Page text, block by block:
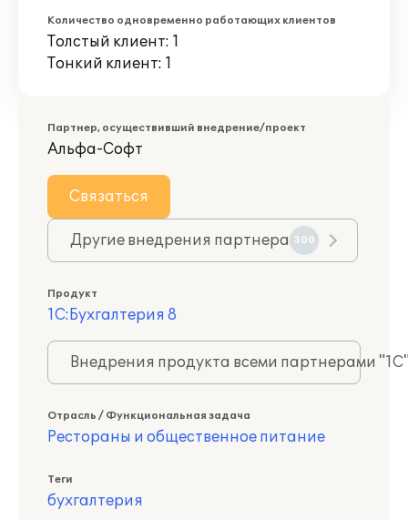
Количество одновременно работающих клиентов
Толстый клиент: 1
Тонкий клиент: 1
Партнер, осуществивший внедрение/проект
Альфа-Софт
Связаться
Другие внедрения партнера 300
Продукт
1С:Бухгалтерия 8
Внедрения продукта всеми партнерами
Отрасль / Функциональная задача
Рестораны и общественное питание
Теги
бухгалтерия